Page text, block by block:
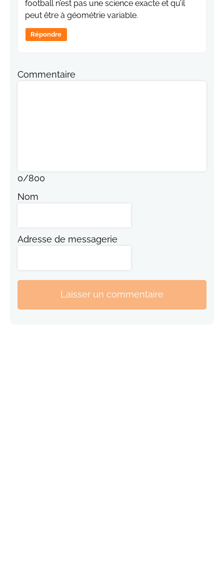
football n’est pas une science exacte et qu’il
peut être à géométrie variable.
Répondre
Commentaire
0/800
Nom
Adresse de messagerie
Laisser un commentaire